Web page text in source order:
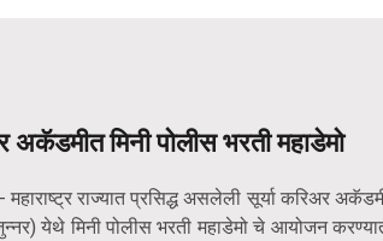
अकॅडमीत मिनी पोलीस भरती महाडेमो
राज्यात प्रसिद्ध असलेली सूर्या करिअर
येथे मिनी पोलीस भरती महाडेमो चे आयोजन